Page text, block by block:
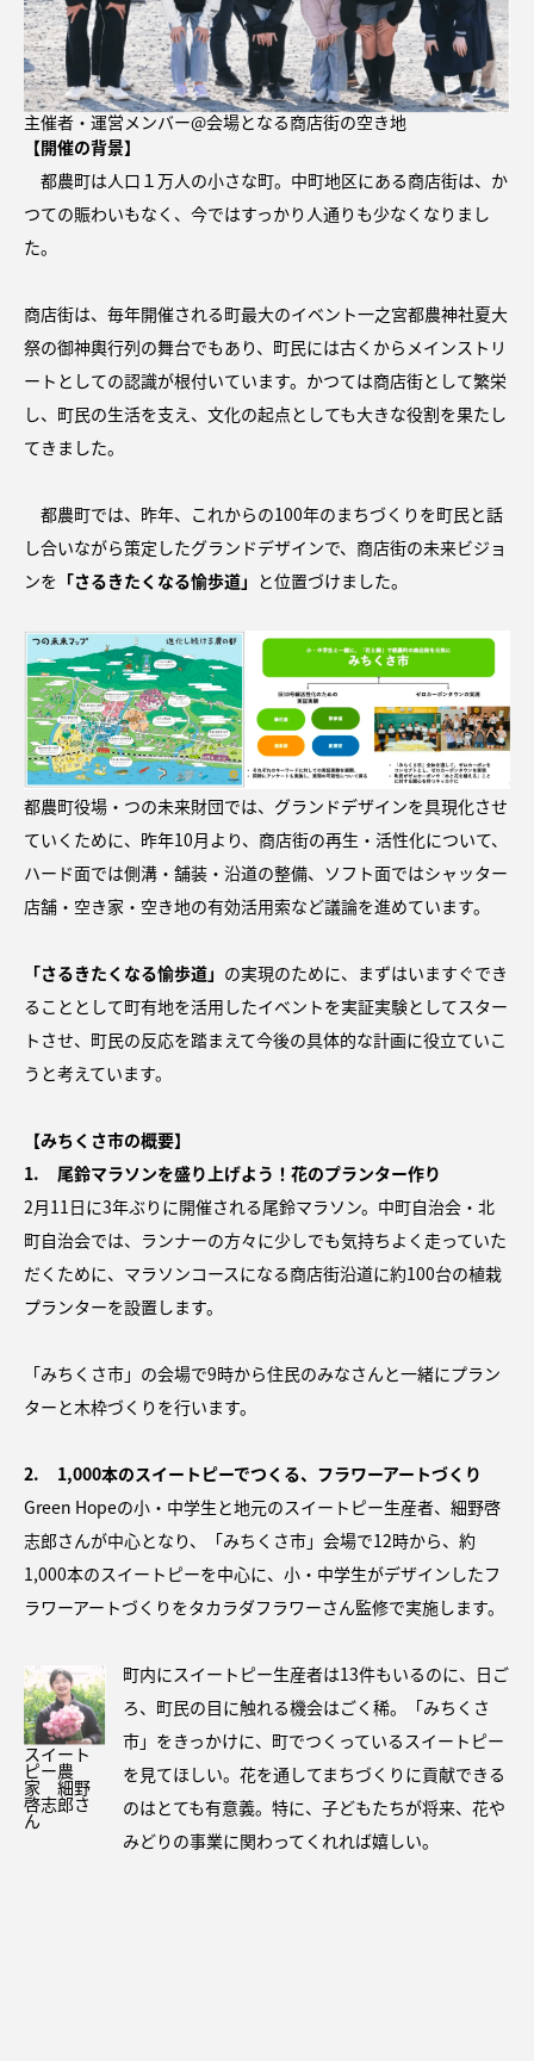
主催者・運営メンバー@会場となる商店街の空き地
【開催の背景】
都農町は人口１万人の小さな町。中町地区にある商店街は、か
つての賑わいもなく、今ではすっかり人通りも少なくなりまし
た。
商店街は、毎年開催される町最大のイベント一之宮都農神社夏大
祭の御神輿行列の舞台でもあり、町民には古くからメインストリ
ートとしての認識が根付いています。かつては商店街として繁栄
し、町民の生活を支え、文化の起点としても大きな役割を果たし
てきました。
都農町では、昨年、これからの100年のまちづくりを町民と話
し合いながら策定したグランドデザインで、商店街の未来ビジョ
ンを 「さるきたくなる愉歩道」 と位置づけました。
都農町役場・つの未来財団では、グランドデザインを具現化させ
ていくために、昨年10月より、商店街の再生・活性化について、
ハード面では側溝・舗装・沿道の整備、ソフト面ではシャッター
店舗・空き家・空き地の有効活用索など議論を進めています。
「さるきたくなる愉歩道」 の実現のために、まずはいますぐでき
ることとして町有地を活用したイベントを実証実験としてスター
トさせ、町民の反応を踏まえて今後の具体的な計画に役立ていこ
うと考えています。
【みちくさ市の概要】
1. 尾鈴マラソンを盛り上げよう！花のプランター作り
2月11日に3年ぶりに開催される尾鈴マラソン。中町自治会・北
町自治会では、ランナーの方々に少しでも気持ちよく走っていた
だくために、マラソンコースになる商店街沿道に約100台の植栽
プランターを設置します。
「みちくさ市」の会場で9時から住民のみなさんと一緒にプラン
ターと木枠づくりを行います。
2. 1,000本のスイートピーでつくる、フラワーアートづくり
Green Hopeの小・中学生と地元のスイートピー生産者、細野啓
志郎さんが中心となり、「みちくさ市」会場で12時から、約
1,000本のスイートピーを中心に、小・中学生がデザインしたフ
ラワーアートづくりをタカラダフラワーさん監修で実施します。
スイート
ピー農
家 細野
啓志郎さ
ん
町内にスイートピー生産者は13件もいるのに、日ご
ろ、町民の目に触れる機会はごく稀。「みちくさ
市」をきっかけに、町でつくっているスイートピー
を見てほしい。花を通してまちづくりに貢献できる
のはとても有意義。特に、子どもたちが将来、花や
みどりの事業に関わってくれれば嬉しい。